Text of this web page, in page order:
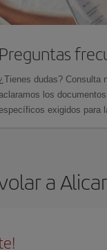
Preguntas
¿Tienes dudas? Consulta
los
exigidos para
a